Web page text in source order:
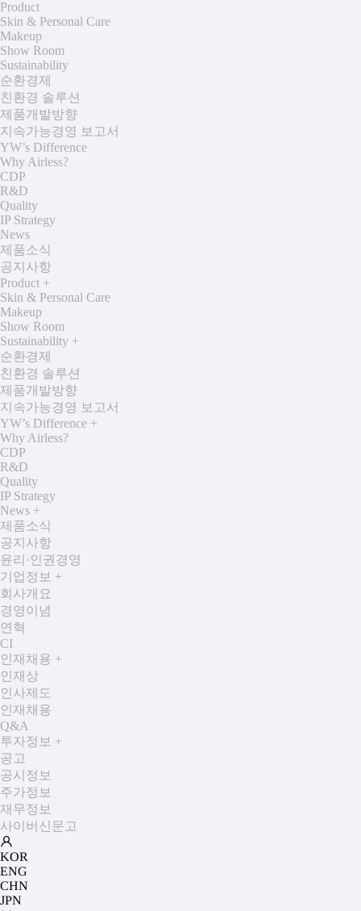
Product
Skin & Personal Care
Makeup
Show Room
Sustainability
순환경제
친환경 솔루션
제품개발방향
지속가능경영 보고서
YW’s Difference
Why Airless?
CDP
R&D
Quality
IP Strategy
News
제품소식
공지사항
Product +
Skin & Personal Care
Makeup
Show Room
Sustainability +
순환경제
친환경 솔루션
제품개발방향
지속가능경영 보고서
YW’s Difference +
Why Airless?
CDP
R&D
Quality
IP Strategy
News +
제품소식
공지사항
윤리·인권경영
기업정보 +
회사개요
경영이념
연혁
CI
인재채용 +
인재상
인사제도
인재채용
Q&A
투자정보 +
공고
공시정보
주가정보
재무정보
사이버신문고
KOR
ENG
CHN
JPN